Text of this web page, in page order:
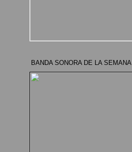
BANDA SONORA DE LA SEMANA